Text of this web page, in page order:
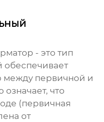
- это тип
обеспечивает
между первичной и
что
(первичная
от